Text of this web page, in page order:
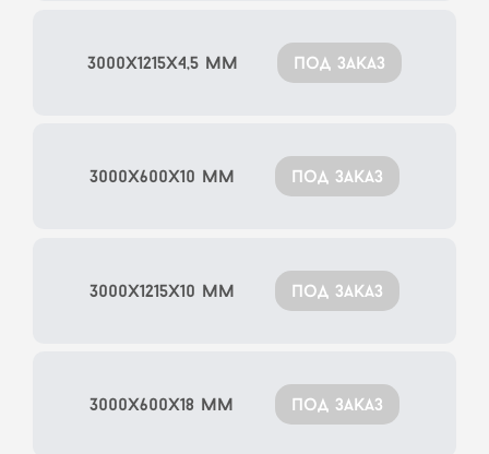
3000x1215x4,5 мм под заказ
3000x600x10 мм под заказ
3000x1215x10 мм под заказ
3000x600x18 мм под заказ